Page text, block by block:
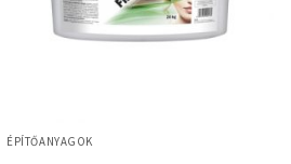
ÉPÍTŐANYAGOK